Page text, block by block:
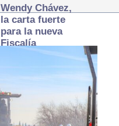
Wendy Chávez,
la carta fuerte
para la nueva
Fiscalía
autónoma